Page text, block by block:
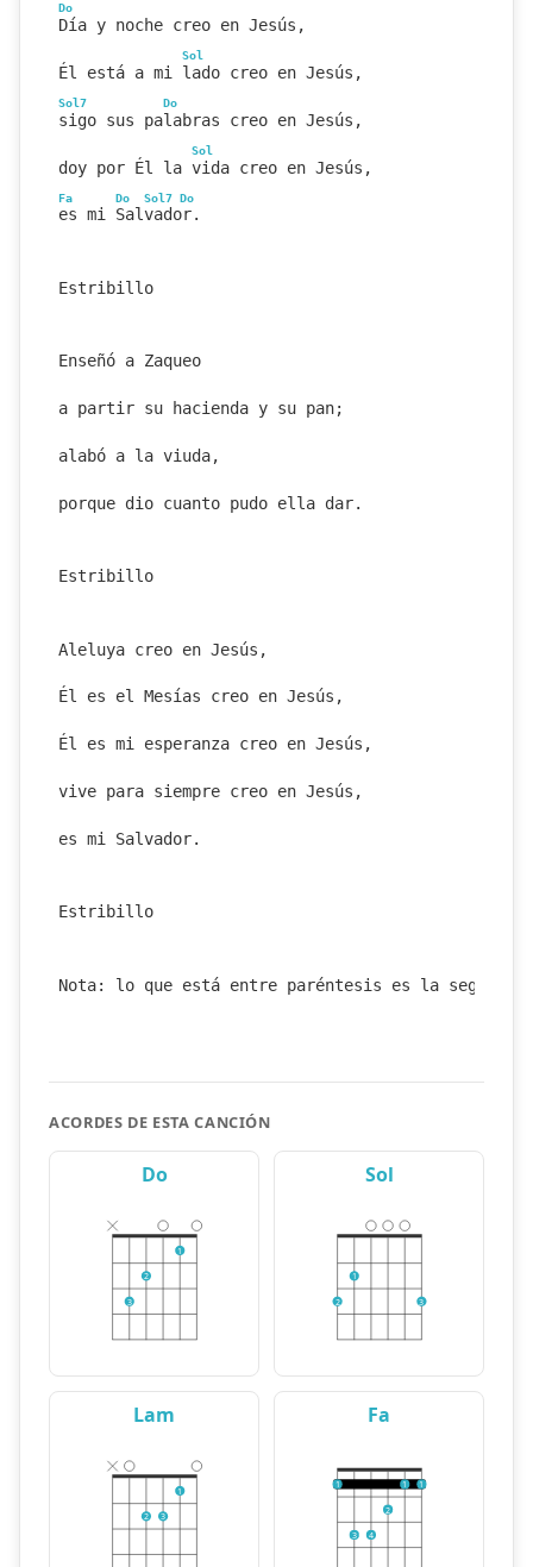
Do
Día y noche creo en Jesús,
Sol
Él está a mi lado creo en Jesús,
Sol7 Do
sigo sus palabras creo en Jesús,
Sol
doy por Él la vida creo en Jesús,
Fa Do Sol7 Do
es mi Salvador.
Estribillo
Enseñó a Zaqueo
a partir su hacienda y su pan;
alabó a la viuda,
porque dio cuanto pudo ella dar.
Estribillo
Aleluya creo en Jesús,
Él es el Mesías creo en Jesús,
Él es mi esperanza creo en Jesús,
vive para siempre creo en Jesús,
es mi Salvador.
Estribillo
Nota: lo que está entre paréntesis es la segunda
ACORDES DE ESTA CANCIÓN
Do
3
2
1
Sol
2
1
3
Lam
2 3
1
Fa
1
3 4
2
1 1